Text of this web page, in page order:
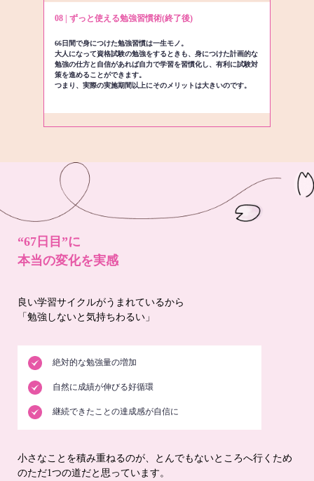
08 | ずっと使える勉強習慣術(終了後)
66日間で身につけた勉強習慣は一生モノ。
大人になって資格試験の勉強をするときも、身につけた計画的な
勉強の仕方と自信があれば自力で学習を習慣化し、有利に試験対
策を進めることができます。
つまり、実際の実施期間以上にそのメリットは大きいのです。
“67日目”に
本当の変化を実感
良い学習サイクルがうまれているから
「勉強しないと気持ちわるい」
絶対的な勉強量の増加
自然に成績が伸びる好循環
継続できたことの達成感が自信に
小さなことを積み重ねるのが、とんでもないところへ行くため
のただ1つの道だと思っています。